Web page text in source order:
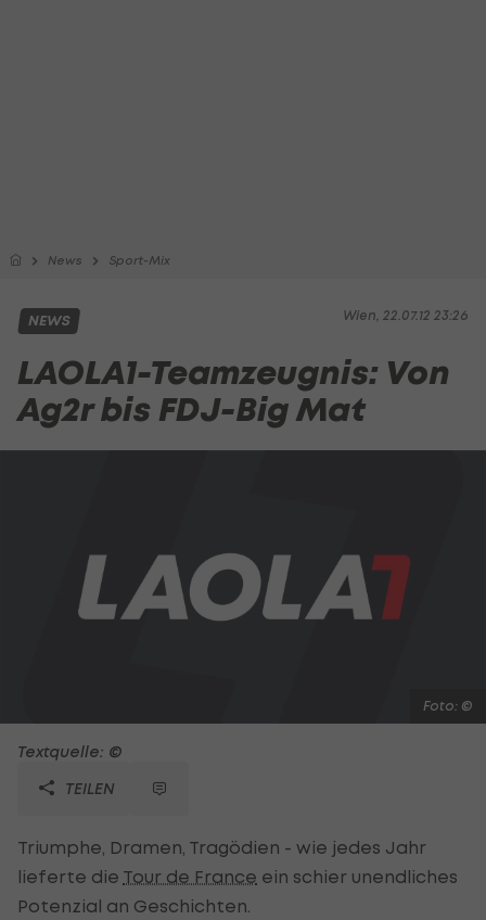
News Sport-Mix
Wien, 22.07.12 23:26
NEWS
LAOLA1-Teamzeugnis: Von
Ag2r bis FDJ-Big Mat
Foto: ©
Textquelle: ©
TEILEN
Triumphe, Dramen, Tragödien - wie jedes Jahr
lieferte die Tour de France ein schier unendliches
Potenzial an Geschichten.